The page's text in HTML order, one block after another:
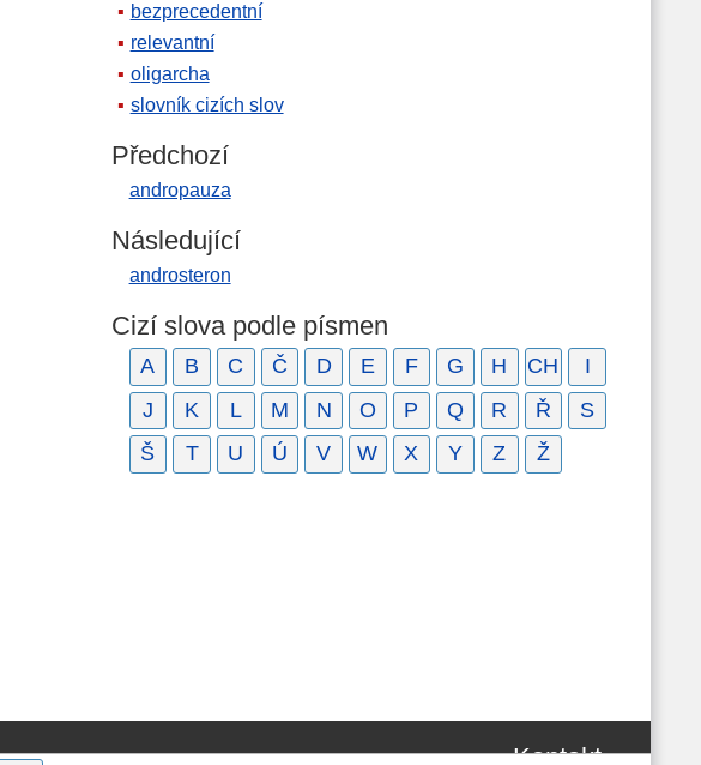
bezprecedentní
relevantní
oligarcha
slovník cizích slov
Předchozí
andropauza
Následující
androsteron
Cizí slova podle písmen
A B C Č D E F G H CH
I
J
K L M N O P Q R Ř
S
Š
T U Ú V W X Y Z Ž
Kontakt